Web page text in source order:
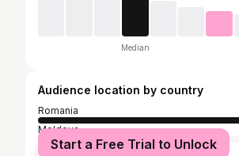
Median
Audience location by country
Romania
Moldova
Germany
Start a Free Trial to Unlock